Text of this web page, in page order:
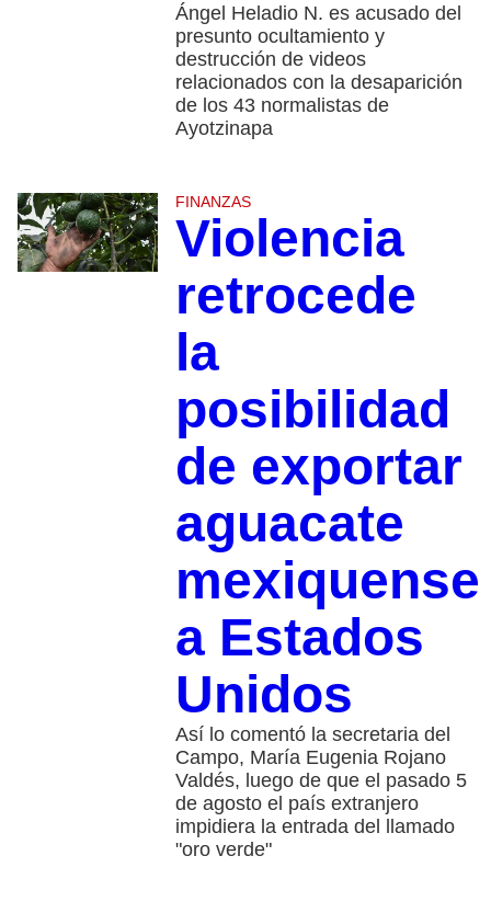
Ángel Heladio N. es acusado del
presunto ocultamiento y
destrucción de videos
relacionados con la desaparición
de los 43 normalistas de
Ayotzinapa
FINANZAS
Violencia
retrocede
la
posibilidad
de exportar
aguacate
mexiquense
a Estados
Unidos
Así lo comentó la secretaria del
Campo, María Eugenia Rojano
Valdés, luego de que el pasado 5
de agosto el país extranjero
impidiera la entrada del llamado
"oro verde"